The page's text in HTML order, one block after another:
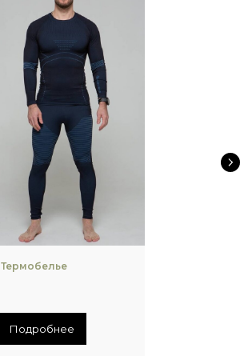
Термобелье
Подробнее